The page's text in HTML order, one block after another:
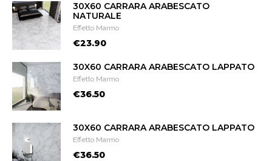
30X60 CARRARA ARABESCATO
NATURALE
Effetto Marmo
€23.90
30X60 CARRARA ARABESCATO LAPPATO
Effetto Marmo
€36.50
30X60 CARRARA ARABESCATO LAPPATO
Effetto Marmo
€36.50